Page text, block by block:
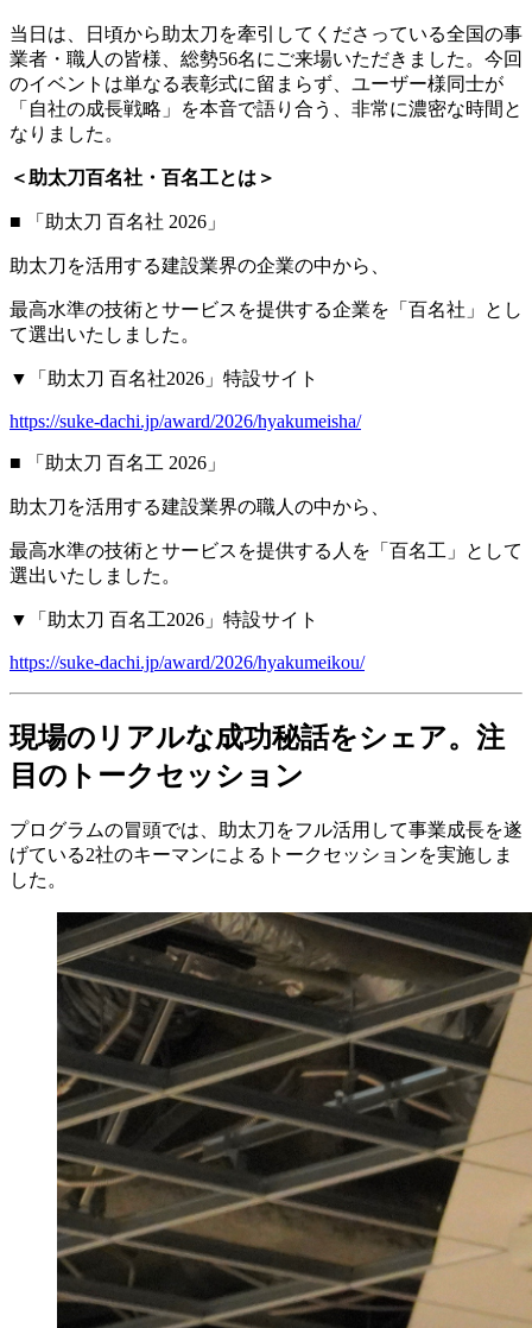
当日は、日頃から助太刀を牽引してくださっている全国の事
業者・職人の皆様、総勢56名にご来場いただきました。今回
のイベントは単なる表彰式に留まらず、ユーザー様同士が
「自社の成長戦略」を本音で語り合う、非常に濃密な時間と
なりました。
＜助太刀百名社・百名工とは＞
■ 「助太刀 百名社 2026」
助太刀を活用する建設業界の企業の中から、
最高水準の技術とサービスを提供する企業を「百名社」とし
て選出いたしました。
▼「助太刀 百名社2026」特設サイト
https://suke-dachi.jp/award/2026/hyakumeisha/
■ 「助太刀 百名工 2026」
助太刀を活用する建設業界の職人の中から、
最高水準の技術とサービスを提供する人を「百名工」として
選出いたしました。
▼「助太刀 百名工2026」特設サイト
https://suke-dachi.jp/award/2026/hyakumeikou/
現場のリアルな成功秘話をシェア。注
目のトークセッション
プログラムの冒頭では、助太刀をフル活用して事業成長を遂
げている2社のキーマンによるトークセッションを実施しま
した。